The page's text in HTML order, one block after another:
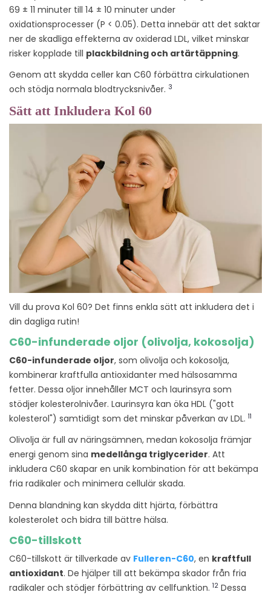
69 ± 11 minuter till 14 ± 10 minuter under
oxidationsprocesser (P < 0.05). Detta innebär att det saktar
ner de skadliga effekterna av oxiderad LDL, vilket minskar
risker kopplade till plackbildning och artärtäppning.
Genom att skydda celler kan C60 förbättra cirkulationen
och stödja normala blodtrycksnivåer. 3
Sätt att Inkludera Kol 60
Vill du prova Kol 60? Det finns enkla sätt att inkludera det i
din dagliga rutin!
C60-infunderade oljor (olivolja, kokosolja)
C60-infunderade oljor, som olivolja och kokosolja,
kombinerar kraftfulla antioxidanter med hälsosamma
fetter. Dessa oljor innehåller MCT och laurinsyra som
stödjer kolesterolnivåer. Laurinsyra kan öka HDL ("gott
kolesterol") samtidigt som det minskar påverkan av LDL. 11
Olivolja är full av näringsämnen, medan kokosolja främjar
energi genom sina medellånga triglycerider. Att
inkludera C60 skapar en unik kombination för att bekämpa
fria radikaler och minimera cellulär skada.
Denna blandning kan skydda ditt hjärta, förbättra
kolesterolet och bidra till bättre hälsa.
C60-tillskott
C60-tillskott är tillverkade av Fulleren-C60, en kraftfull
antioxidant. De hjälper till att bekämpa skador från fria
radikaler och stödjer förbättring av cellfunktion. 12 Dessa